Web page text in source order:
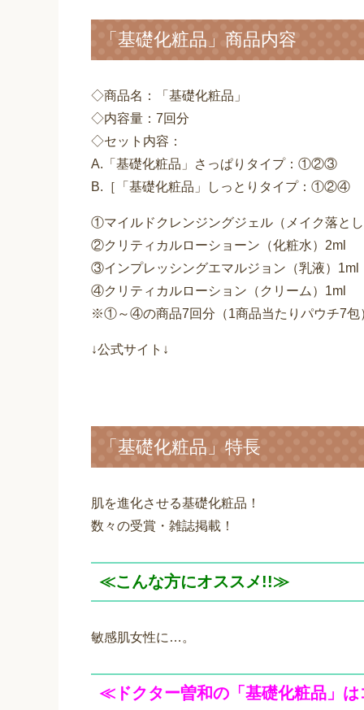
「基礎化粧品」商品内容
◇商品名：「基礎化粧品」
◇内容量：7回分
◇セット内容：
A.「基礎化粧品」さっぱりタイプ：①②③
B.［「基礎化粧品」しっとりタイプ：①②④
①マイルドクレンジングジェル（メイク落と
②クリティカルローショーン（化粧水）2ml
③インプレッシングエマルジョン（乳液）1ml
④クリティカルローション（クリーム）1ml
※①～④の商品7回分（1商品当たりパウチ7包
↓公式サイト↓
「基礎化粧品」特長
肌を進化させる基礎化粧品！
数々の受賞・雑誌掲載！
≪こんな方にオススメ!!≫
敏感肌女性に…。
≪ドクター曽和の「基礎化粧品」